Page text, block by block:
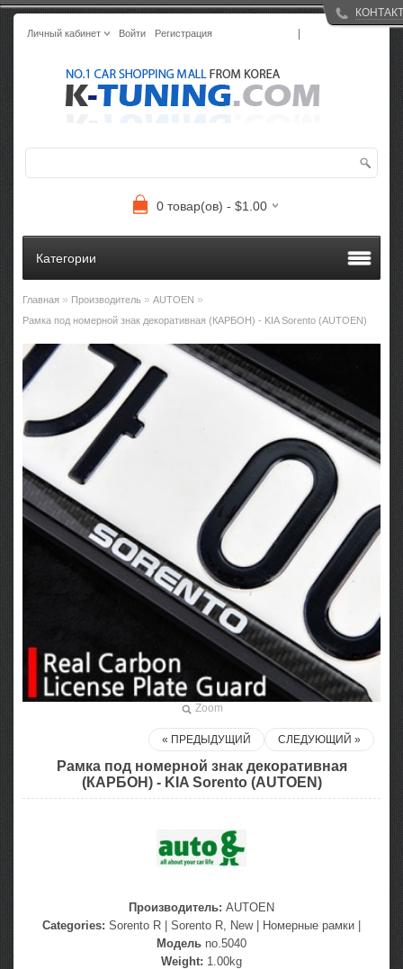
Личный кабинет Войти Регистрация
0 товар(ов) - $1.00
Категории
Главная » Производитель » AUTOEN »
Рамка под номерной знак декоративная (КАРБОН) - KIA Sorento (AUTOEN)
Zoom
СЛЕДУЮЩИЙ »
« ПРЕДЫДУЩИЙ
Рамка под номерной знак декоративная
(КАРБОН) - KIA Sorento (AUTOEN)
Производитель: AUTOEN
Categories: Sorento R Sorento R, New| Номерные рамки
Модель no.5040
Weight: 1.00kg